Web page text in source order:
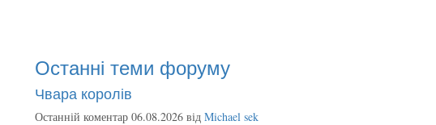
Останні теми форуму
Чвара королів
Останній коментар 06.08.2026 від Michael sek